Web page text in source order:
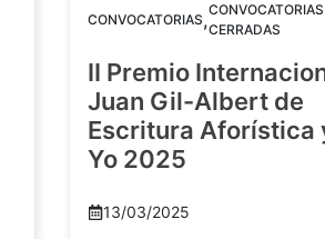
CONVOCATORIAS,CONVOCATORIAS
CERRADAS
II Premio
Juan Gil-Albert de
Escritura Aforística
Yo 2025
13/03/2025